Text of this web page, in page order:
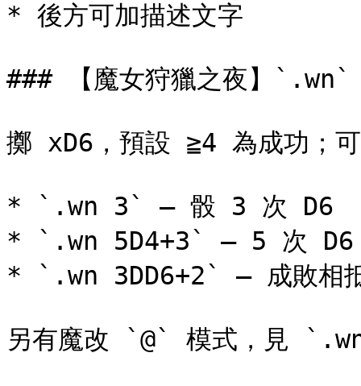
* 後方可加描述文字
### 【魔女狩獵之夜】`.wn`
擲 xD6，預設 ≧4 為成功；
* `.wn 3` — 骰 3 次 D6
* `.wn 5D4+3` — 5 次 D6
* `.wn 3DD6+2` — 成敗相
另有魔改 `@` 模式，見